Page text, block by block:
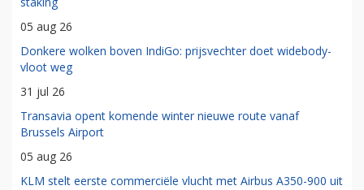
05 aug 26
Donkere wolken boven IndiGo: prijsvechter doet widebody-
vloot weg
31 jul 26
Transavia opent komende winter nieuwe route vanaf
Brussels Airport
05 aug 26
KLM stelt eerste commerciële vlucht met Airbus A350-900 uit